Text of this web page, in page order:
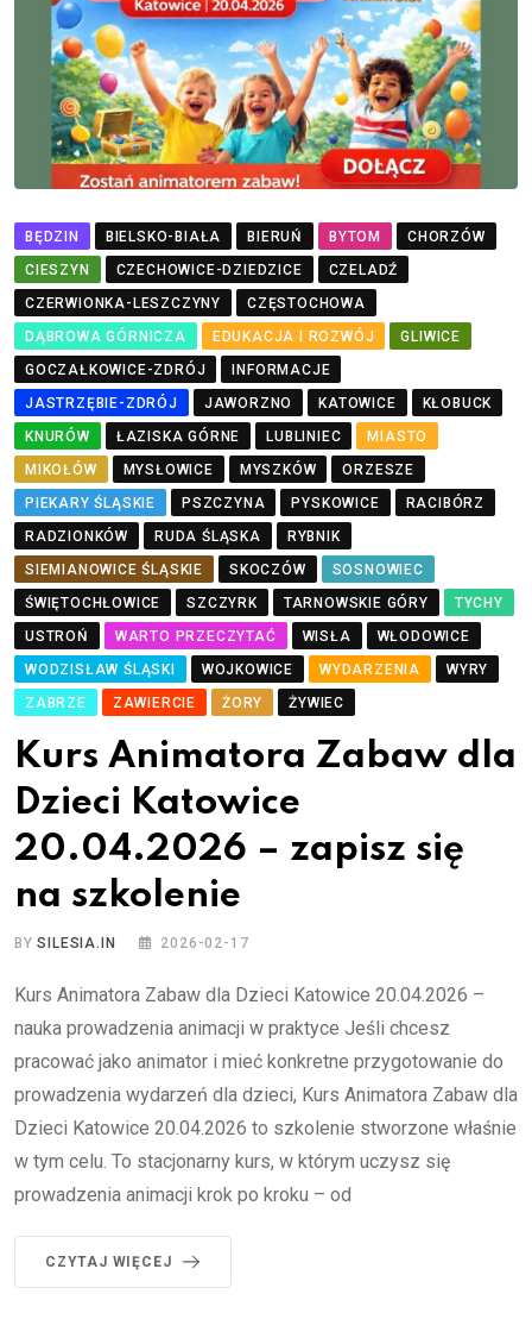
BĘDZIN BIELSKO-BIAŁA BIERUŃ BYTOM
CHORZÓW
CIESZYN
CZECHOWICE-DZIEDZICE
CZELADŹ
CZERWIONKA-LESZCZYNY
CZĘSTOCHOWA
DĄBROWA GÓRNICZA
EDUKACJA I ROZWÓJ
GLIWICE
GOCZAŁKOWICE-ZDRÓJ
INFORMACJE
JASTRZĘBIE-ZDRÓJ
JAWORZNO KATOWICE
KŁOBUCK
KNURÓW
ŁAZISKA GÓRNE LUBLINIEC
MIASTO
MIKOŁÓW
MYSŁOWICE MYSZKÓW
ORZESZE
PIEKARY ŚLĄSKIE
PSZCZYNA PYSKOWICE
RACIBÓRZ
RADZIONKÓW
RUDA ŚLĄSKA
RYBNIK
SIEMIANOWICE ŚLĄSKIE
SKOCZÓW
SOSNOWIEC
ŚWIĘTOCHŁOWICE
SZCZYRK TARNOWSKIE GÓRY
TYCHY
USTROŃ
WARTO PRZECZYTAĆ WISŁA
WŁODOWICE
WODZISŁAW ŚLĄSKI
WOJKOWICE WYDARZENIA
WYRY
ZABRZE
ZAWIERCIE ŻORY ŻYWIEC
Kurs Animatora Zabaw dla
Dzieci Katowice
20.04.2026 – zapisz się
na szkolenie
BYSILESIA.IN 2026-02-17
Kurs Animatora Zabaw dla Dzieci Katowice 20.04.2026 –
nauka prowadzenia animacji w praktyce Jeśli chcesz
pracować jako animator i mieć konkretne przygotowanie do
prowadzenia wydarzeń dla dzieci, Kurs Animatora Zabaw dla
Dzieci Katowice 20.04.2026 to szkolenie stworzone właśnie
w tym celu. To stacjonarny kurs, w którym uczysz się
prowadzenia animacji krok po kroku – od
CZYTAJ WIĘCEJ